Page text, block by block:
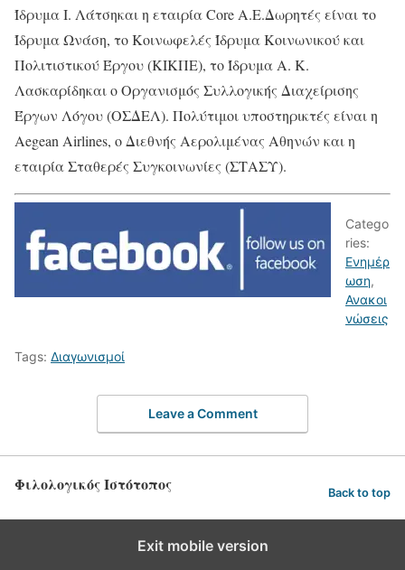
Ίδρυμα Ι. Λάτσηκαι η εταιρία Core Α.Ε.Δωρητές είναι το
Ίδρυμα Ωνάση, το Κοινωφελές Ίδρυμα Κοινωνικού και
Πολιτιστικού Έργου (ΚΙΚΠΕ), το Ίδρυμα Α. Κ.
Λασκαρίδηκαι ο Οργανισμός Συλλογικής Διαχείρισης
Έργων Λόγου (ΟΣΔΕΛ). Πολύτιμοι υποστηρικτές είναι η
Aegean Airlines, ο Διεθνής Αερολιμένας Αθηνών και η
εταιρία Σταθερές Συγκοινωνίες (ΣΤΑΣΥ).
Catego
ries:
Ενημέρ
ωση,
Ανακοι
νώσεις
Tags: Διαγωνισμοί
Leave a Comment
Φιλολογικός Ιστότοπος Back to top
Exit mobile version